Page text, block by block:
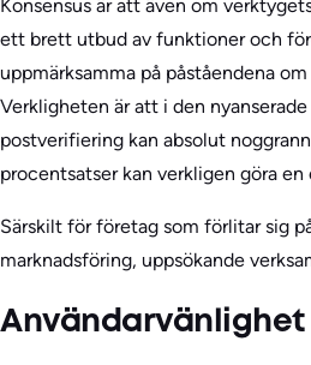
Konsensus är att även om
ett brett utbud av funktioner och
uppmärksamma på påståendena
Verkligheten är att i den
postverifiering kan absolut
procentsatser kan verkligen göra en
Särskilt för företag som förlitar sig
marknadsföring, uppsökande
Användarvänlighet